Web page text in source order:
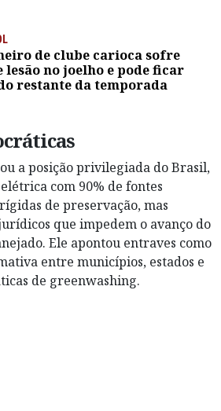
de clube carioca sofre
lesão no joelho e pode ficar
restante da temporada
a posição privilegiada do Brasil,
com 90% de fontes
de preservação, mas
que impedem o avanço do
Ele apontou entraves como
entre municípios, estados e
de greenwashing.